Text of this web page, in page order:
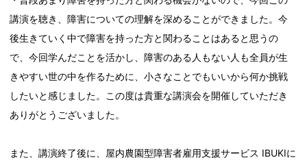
講演を聴き、障害についての理解を深めることができました。今
後生きていく中で障害を持った方と関わることはあると思うの
で、今回学んだことを活かし、障害のある人もない人も全員が生
きやすい世の中を作るために、小さなことでもいいから何か挑戦
したいと感じました。この度は貴重な講演会を開催していただき
ありがとうございました。
また、講演終了後に、屋内農園型障害者雇用支援サービス IBUKIに